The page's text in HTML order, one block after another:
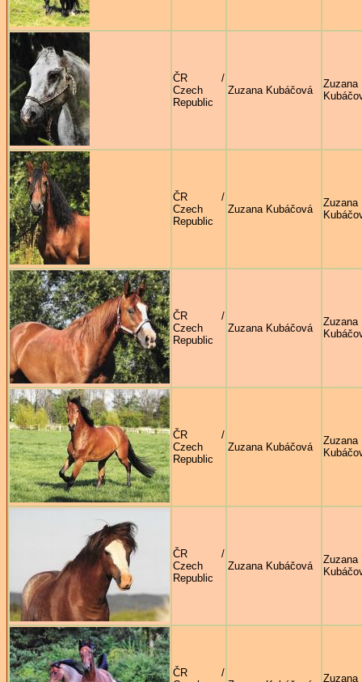
ČR /
Czech
Republic
Zuzana Kubáčová
Zuzana
ČR /
Czech
Republic
Zuzana Kubáčová
Zuzana
ČR /
Czech
Republic
Zuzana Kubáčová
Zuzana
ČR /
Czech
Republic
Zuzana Kubáčová
Zuzana
ČR /
Czech
Republic
Zuzana Kubáčová
Zuzana
ČR /
Zuzana